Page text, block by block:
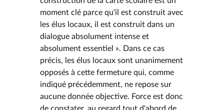
moment clé parce qu'il est construit avec
les élus locaux, il est construit dans un
dialogue absolument intense et
absolument essentiel ». Dans ce cas
précis, les élus locaux sont unanimement
opposés à cette fermeture qui, comme
indiqué précédemment, ne repose sur
aucune donnée objective. Force est donc
de constater, au regard tout d'abord de